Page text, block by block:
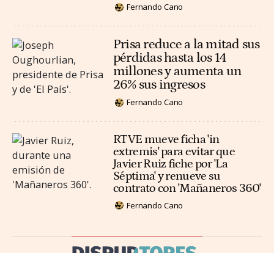
Fernando Cano
Prisa reduce a la mitad sus
pérdidas hasta los 14
millones y aumenta un
26% sus ingresos
Fernando Cano
RTVE mueve ficha 'in
extremis' para evitar que
Javier Ruiz fiche por 'La
Séptima' y renueve su
contrato con 'Mañaneros 360'
Fernando Cano